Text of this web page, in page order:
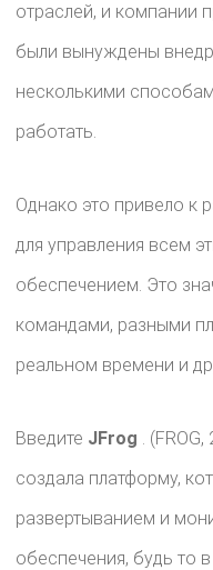
отраслей, и компании
были вынуждены
несколькими
работать.
Однако это привело к
для управления всем
обеспечением. Это
командами, разными
реальном времени и
Введите JFrog .
создала платформу,
развертыванием и
обеспечения, будь то